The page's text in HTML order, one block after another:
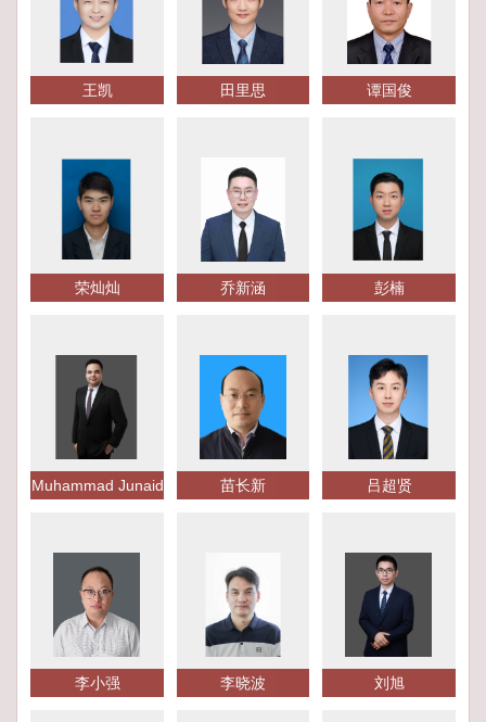
王凯 田里思 谭国俊
荣灿灿 乔新涵 彭楠
Muhammad Junaid 苗长新 吕超贤
李小强 李晓波 刘旭